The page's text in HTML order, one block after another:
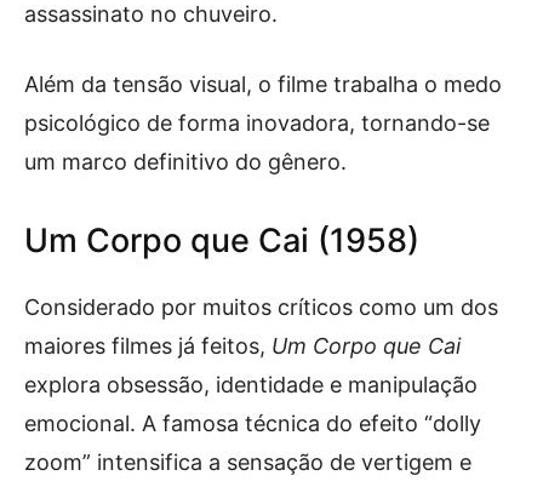
assassinato no chuveiro.
Além da tensão visual, o filme trabalha o medo
psicológico de forma inovadora, tornando-se
um marco definitivo do gênero.
Um Corpo que Cai (1958)
Considerado por muitos críticos como um dos
maiores filmes já feitos, Um Corpo que Cai
explora obsessão, identidade e manipulação
emocional. A famosa técnica do efeito “dolly
zoom” intensifica a sensação de vertigem e